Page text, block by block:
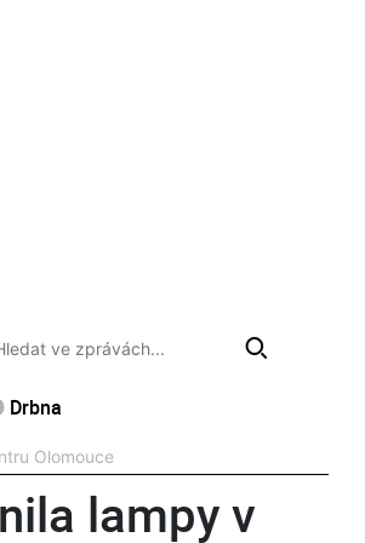
Drbna
Olomouce
lampy v